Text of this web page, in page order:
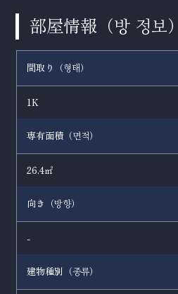
部屋情報（방 정보）
間取り（형태 ）
1K
専有面積（면적）
26.4㎡
向き（방향）
-
建物種別（종류）